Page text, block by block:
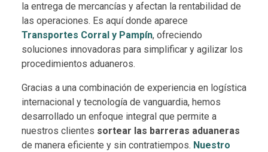
la entrega de mercancías y afectan la rentabilidad de
las operaciones. Es aquí donde aparece
Transportes Corral y Pampín, ofreciendo
soluciones innovadoras para simplificar y agilizar los
procedimientos aduaneros.
Gracias a una combinación de experiencia en logística
internacional y tecnología de vanguardia, hemos
desarrollado un enfoque integral que permite a
nuestros clientes sortear las barreras aduaneras
de manera eficiente y sin contratiempos. Nuestro